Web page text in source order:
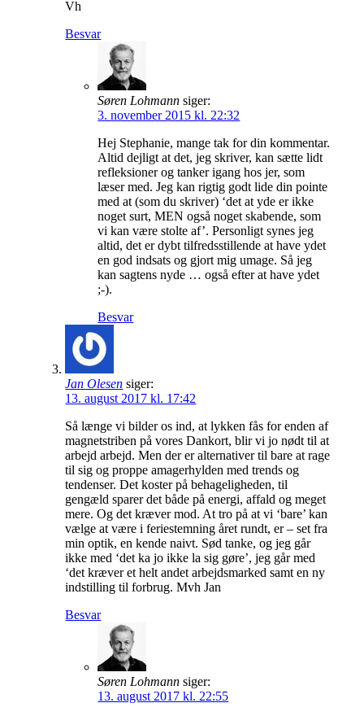
Vh
Besvar
Søren Lohmann siger:
3. november 2015 kl. 22:32
Hej Stephanie, mange tak for din kommentar.
Altid dejligt at det, jeg skriver, kan sætte lidt
refleksioner og tanker igang hos jer, som
læser med. Jeg kan rigtig godt lide din pointe
med at (som du skriver) ‘det at yde er ikke
noget surt, MEN også noget skabende, som
vi kan være stolte af’. Personligt synes jeg
altid, det er dybt tilfredsstillende at have ydet
en god indsats og gjort mig umage. Så jeg
kan sagtens nyde … også efter at have ydet
;-).
Besvar
Jan Olesen siger:
13. august 2017 kl. 17:42
Så længe vi bilder os ind, at lykken fås for enden af
magnetstriben på vores Dankort, blir vi jo nødt til at
arbejd arbejd. Men der er alternativer til bare at rage
til sig og proppe amagerhylden med trends og
tendenser. Det koster på behageligheden, til
gengæld sparer det både på energi, affald og meget
mere. Og det kræver mod. At tro på at vi ‘bare’ kan
vælge at være i feriestemning året rundt, er – set fra
min optik, en kende naivt. Sød tanke, og jeg går
ikke med ‘det ka jo ikke la sig gøre’, jeg går med
‘det kræver et helt andet arbejdsmarked samt en ny
indstilling til forbrug. Mvh Jan
Besvar
Søren Lohmann siger:
13. august 2017 kl. 22:55